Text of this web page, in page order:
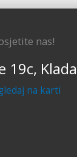
nas!
19c,
na karti